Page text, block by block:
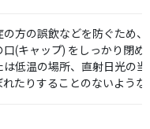
方の誤飲などを防ぐため
(キャップ) をしっかり閉
低温の場所、直射日光の
たりすることのないような